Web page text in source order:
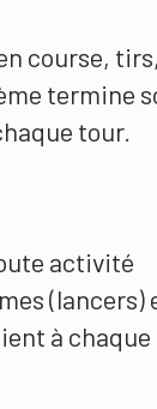
course,
termine
tour.
activité
(lancers)
à chaque